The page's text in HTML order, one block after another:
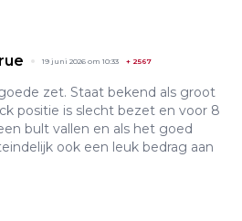
19 juni 2026 om 10:33 + 2567
zet. Staat bekend als groot
positie is slecht bezet en voor 8
bult vallen en als het goed
ook een leuk bedrag aan